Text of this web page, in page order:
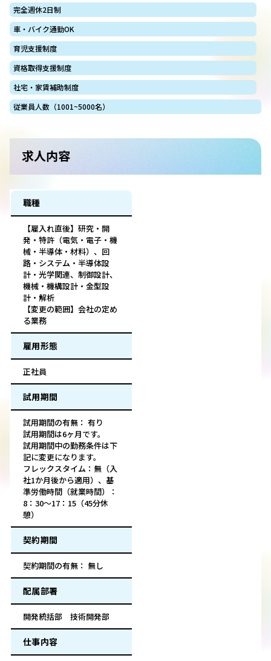
完全週休2日制
車・バイク通勤OK
育児支援制度
資格取得支援制度
社宅・家賃補助制度
従業員人数（1001~5000名）
求人内容
職種
【雇入れ直後】研究・開
発・特許（電気・電子・機
械・半導体・材料）、回
路・システム・半導体設
計・光学関連、制御設計、
機械・機構設計・金型設
計・解析
【変更の範囲】会社の定め
る業務
雇用形態
正社員
試用期間
試用期間の有無： 有り
試用期間は6ヶ月です。
試用期間中の勤務条件は下
記に変更になります。
フレックスタイム：無（入
社1か月後から適用）、基
準労働時間（就業時間）：
8：30～17：15（45分休
憩）
契約期間
契約期間の有無： 無し
配属部署
開発統括部 技術開発部
仕事内容